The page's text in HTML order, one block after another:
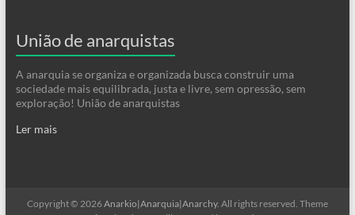
União de anarquistas
A anarquia se organiza e organizada busca construir uma
sociedade mais equilibrada, justa e livre, sem opressão, sem
exploração! União de anarquistas
Ler mais
Copyright © 2026Anarkio|Anarquia|Anarchy. All rights reserved. Theme